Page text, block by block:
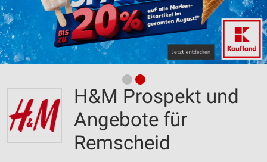
H&M Prospekt und
Angebote für
Remscheid